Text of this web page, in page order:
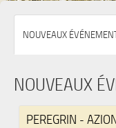
EVÉNEMENTS
ACCUEIL
NOUVEAUX
NOUVEAUX
PEREGRIN -